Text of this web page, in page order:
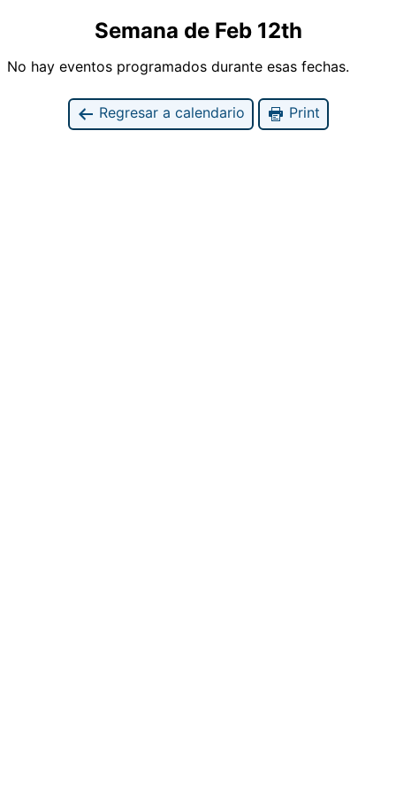
Semana de Feb 12th
No hay eventos programados durante esas fechas.
Regresar a calendario Print